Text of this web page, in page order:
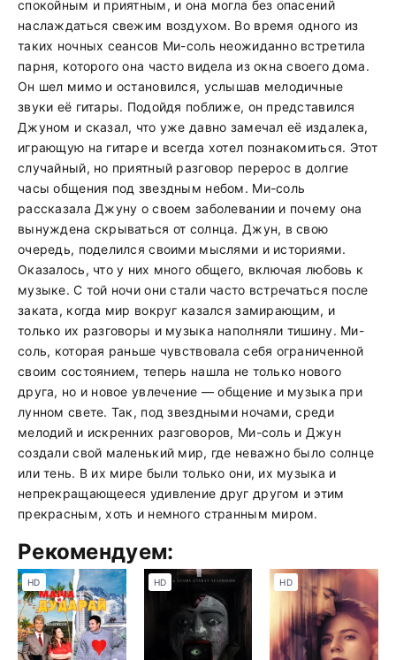
спокойным и приятным, и она могла без опасений
наслаждаться свежим воздухом. Во время одного из
таких ночных сеансов Ми-соль неожиданно встретила
парня, которого она часто видела из окна своего дома.
Он шел мимо и остановился, услышав мелодичные
звуки её гитары. Подойдя поближе, он представился
Джуном и сказал, что уже давно замечал её издалека,
играющую на гитаре и всегда хотел познакомиться. Этот
случайный, но приятный разговор перерос в долгие
часы общения под звездным небом. Ми-соль
рассказала Джуну о своем заболевании и почему она
вынуждена скрываться от солнца. Джун, в свою
очередь, поделился своими мыслями и историями.
Оказалось, что у них много общего, включая любовь к
музыке. С той ночи они стали часто встречаться после
заката, когда мир вокруг казался замирающим, и
только их разговоры и музыка наполняли тишину. Ми-
соль, которая раньше чувствовала себя ограниченной
своим состоянием, теперь нашла не только нового
друга, но и новое увлечение — общение и музыка при
лунном свете. Так, под звездными ночами, среди
мелодий и искренних разговоров, Ми-соль и Джун
создали свой маленький мир, где неважно было солнце
или тень. В их мире были только они, их музыка и
непрекращающееся удивление друг другом и этим
прекрасным, хоть и немного странным миром.
Рекомендуем:
HD HD HD